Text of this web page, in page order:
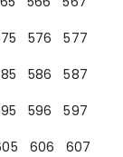
576
577
586
587
596
597
606
607